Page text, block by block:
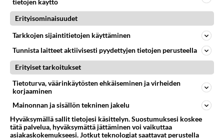
todettu huonoksi. pitää etsiä uusi ehdokas,
SDP!!!
Äänestä Kommentoi
Anonyymi
2024-03-02 13:09:59
Anonyymikirjoitti:
SDP!!!
tietojen käyttö
Erityisominaisuudet
Tarkkojen sijaintitietojen käyttäminen
Tunnista laitteet aktiivisesti pyydettyjen tietojen perusteella
Erityiset tarkoitukset
Tietoturva, väärinkäytösten ehkäiseminen ja virheiden
korjaaminen
Mainonnan ja sisällön tekninen jakelu
Hyväksymällä sallit tietojesi käsittelyn. Suostumuksesi koskee
tätä palvelua, hyväksymättä jättäminen voi vaikuttaa
asiakaskokemukseesi. Jotkut teknologiat saattavat perustella